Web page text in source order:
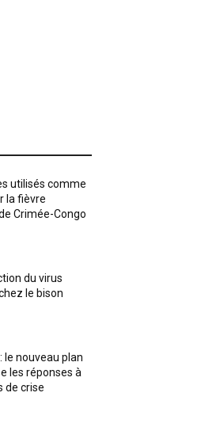
utilisés comme
la fièvre
Crimée-Congo
du virus
le bison
le nouveau plan
les réponses à
de crise